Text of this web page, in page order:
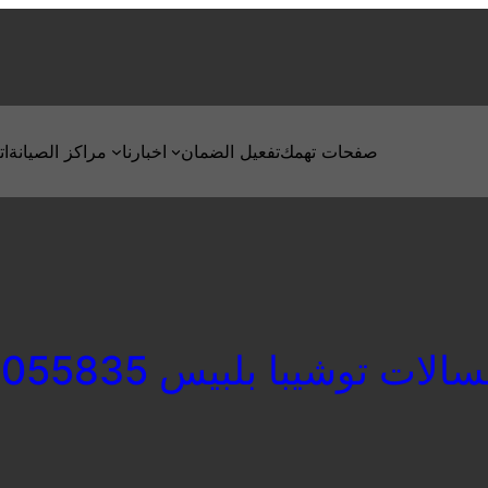
مراكز الصيانة اخبارنا تفعيل الضمانصفحات تهمك
توشيبا بلبيس 01093055835